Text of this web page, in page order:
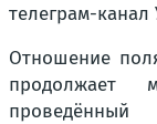
телеграм-канал
Отношение
продолжает